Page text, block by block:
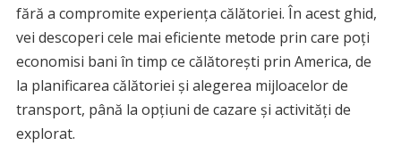
fără a compromite experiența călătoriei. În acest ghid,
vei descoperi cele mai eficiente metode prin care poți
economisi bani în timp ce călătorești prin America, de
la planificarea călătoriei și alegerea mijloacelor de
transport, până la opțiuni de cazare și activități de
explorat.